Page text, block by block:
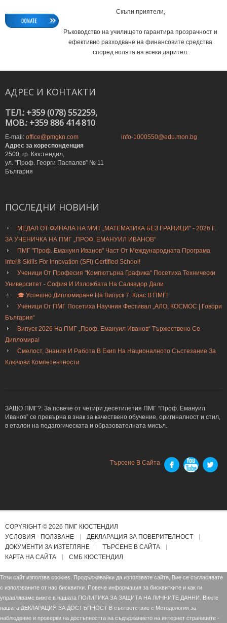
Скъпи приятели,
Ръководство на училището гарантира прозрачност и
ефективно разходване на финансовите средства
според волята на всеки дарител.
АДРЕС И КОНТАКТИ
ТЕЛ.: +359 (078) 552259,
MOB.: +359 886 414 810
E-mail: office@pmgkn.com
info-1000550@edu.mon.bg
Адрес за кореспонденция
2500, гр. Кюстендил,
ул. ”Проф. Георги Паспалев” № 11
България
ПОСЛЕДНИ НОВИНИ
МЕДАЛ ОТ ФИНАЛА НА ММТ „МАТЕМАТИКА БЕЗ ГРАНИЦИ“ - 2026 Г.
ЗА УЧЕНИЧКА НА ПМГ „ПРОФ. ЕМАНУИЛ ИВАНОВ“
ПМГ "Проф. Емануил Иванов" Част От Международната Програма
Intel® Skills For Innovation (SFI) Certified School!
Ученици От Професия "Компютърна Графика" Посетиха Технически
Университет - София И Изложбата На Салвадор Дали
🎓 Успешно Дипломиране На Випуск 7. Клас В ПМГ!
Ученици От ПМГ Посетиха Научния Фестивал „АЛО, КОСМОС | Говори
България“
Випуск 2026 На ПМГ „Проф. Емануил Иванов“ Тържествено Се
Дипломира!
Смелост, Знания И Работа В Екип На Националното Състезание За
Ключови Компетентности
ЗАЩО ПМГ?: За повече от четири десетилетия ПМГ “Проф. Емануил
Иванов” се превърна в знак за качествено обучение, оригиналност и стил,
в еталон на педагогическата и образователната мисъл.
Търсене В Сайта
COPYRIGHT © 2026 ПМГ КЮСТЕНДИЛ
УСЛОВИЯ - ПОЛЗВАНЕ
ДЕКЛАРАЦИЯ ЗА ПОВЕРИТЕЛНОСТ
ДОКУМЕНТИ ЗА ИЗТЕГЛЯНЕ
ТЪРСЕНЕ В САЙТА
КАРТА НА САЙТА
СМБ КЮСТЕНДИЛ
Този сайт използва cookies. Продължавайки да използвате сайта, Вие се съгласявате
с използваните от нас бисквитки. Повече информация за бисквитките и как ги
управляваме вижте в нашата ПОЛИТИКА ЗА ЗАЩИТА НА ЛИЧНИТЕ ДАННИ.
Вижте
нашата ДЕКЛАРАЦИЯ ЗА ДОСТЪПНОСТ В съответствие с Mетодология за
наблюдение и проверки на достъпността на съдържанието на интернет страниците -